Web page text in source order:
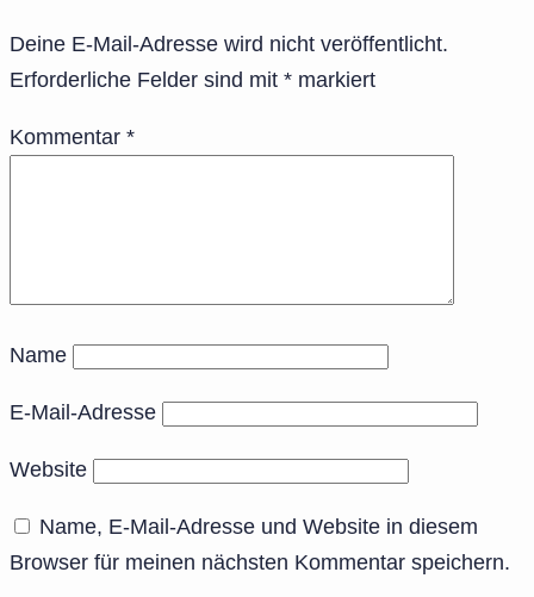
Deine E-Mail-Adresse wird nicht veröffentlicht.
Erforderliche Felder sind mit * markiert
Kommentar *
Name
E-Mail-Adresse
Website
Name, E-Mail-Adresse und Website in diesem
Browser für meinen nächsten Kommentar speichern.